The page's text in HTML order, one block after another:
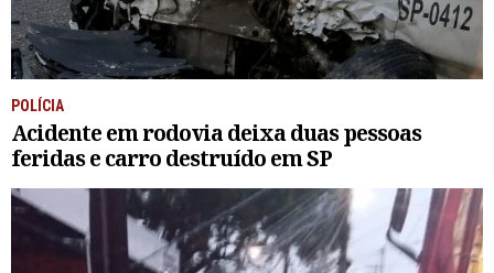
POLÍCIA
Acidente em rodovia deixa duas pessoas
feridas e carro destruído em SP